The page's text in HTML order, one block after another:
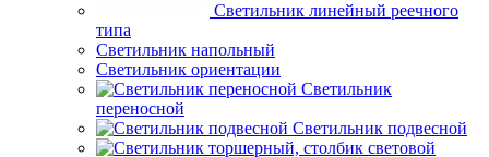
Светильник линейный реечного
типа
Светильник напольный
Светильник ориентации
Светильник
переносной
Светильник подвесной